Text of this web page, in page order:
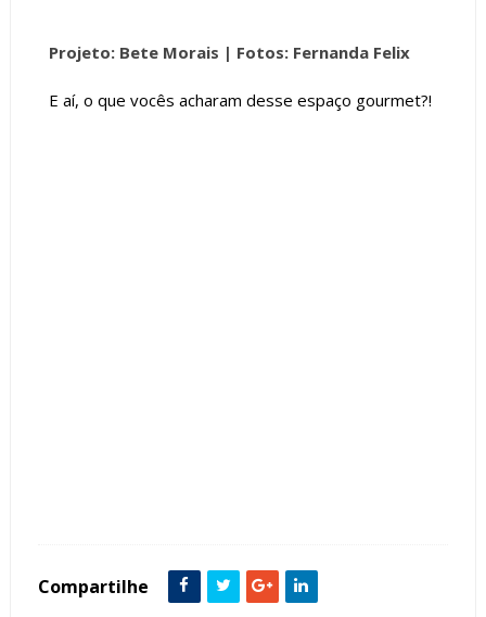
Projeto: Bete Morais | Fotos: Fernanda Felix
E aí, o que vocês acharam desse espaço gourmet?!
Compartilhe